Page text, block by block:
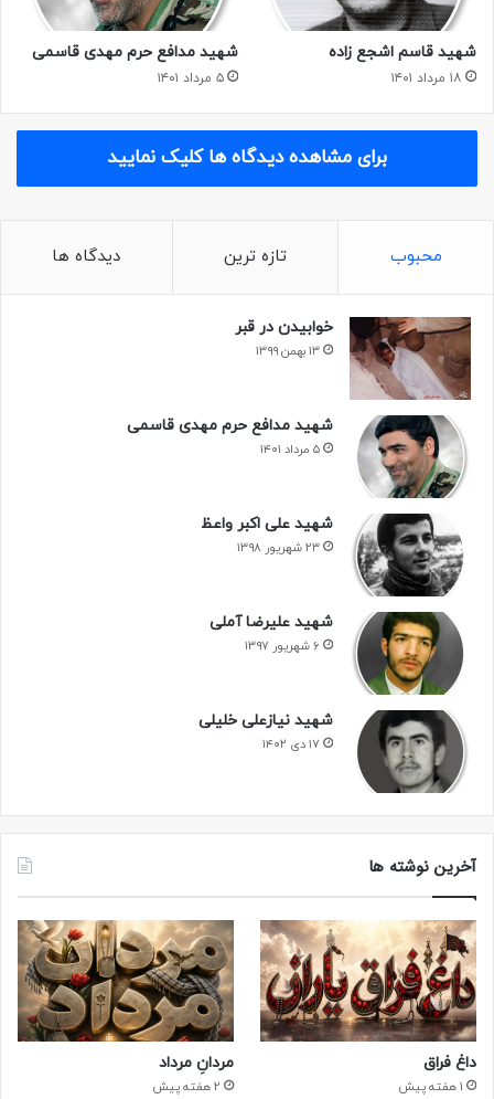
شهید قاسم اشجع زاده
۱۸ مرداد ۱۴۰۱
شهید مدافع حرم مهدی قاسمی
۵ مرداد ۱۴۰۱
برای مشاهده دیدگاه ها کلیک نمایید
محبوب تازه ترین دیدگاه ها
خوابیدن در قبر
۱۳ بهمن ۱۳۹۹
شهید مدافع حرم مهدی قاسمی
۵ مرداد ۱۴۰۱
شهید علی اکبر واعظ
۲۳ شهریور ۱۳۹۸
شهید علیرضا آملی
۶ شهریور ۱۳۹۷
شهید نیازعلی خلیلی
۱۷ دی ۱۴۰۲
آخرین نوشته ها
داغ فراق
1 هفته پیش
مردانِ مرداد
2 هفته پیش